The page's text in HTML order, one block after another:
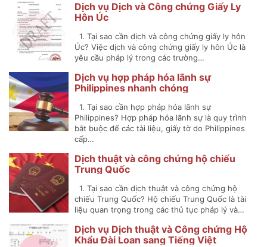
Dịch vụ Dịch và Công chứng Giấy Ly
Hôn Úc
1. Tại sao cần dịch và công chứng giấy ly hôn
Úc? Việc dịch và công chứng giấy ly hôn Úc là
yêu cầu pháp lý trong các trường…
Dịch vụ hợp pháp hóa lãnh sự
Philippines nhanh chóng
1. Tại sao cần hợp pháp hóa lãnh sự
Philippines? Hợp pháp hóa lãnh sự là quy trình
bắt buộc để các tài liệu, giấy tờ do Philippines
cấp…
Dịch thuật và công chứng hộ chiếu
Trung Quốc
1. Tại sao cần dịch thuật và công chứng hộ
chiếu Trung Quốc? Hộ chiếu Trung Quốc là tài
liệu quan trọng trong các thủ tục pháp lý và…
Dịch vụ Dịch thuật và Công chứng Hộ
Khẩu Đài Loan sang Tiếng Việt